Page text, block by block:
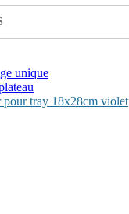
unique
pour tray 18x28cm violet